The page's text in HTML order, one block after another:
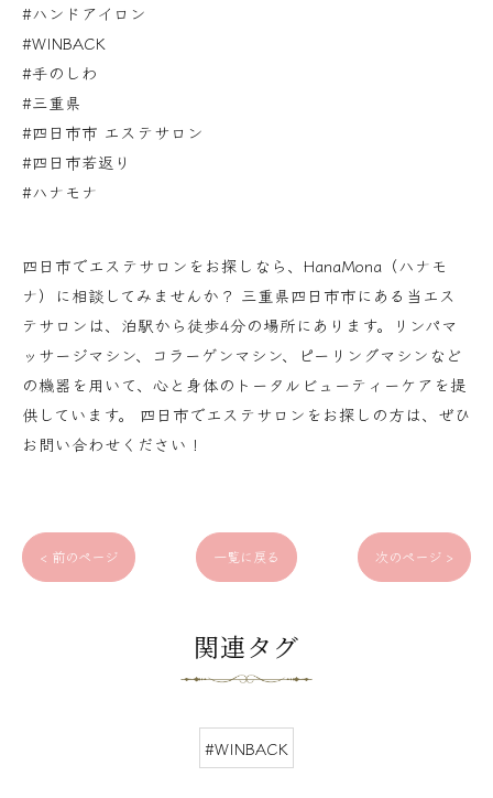
#ハンドアイロン
#WINBACK
#手のしわ
#三重県
#四日市市 エステサロン
#四日市若返り
#ハナモナ
四日市でエステサロンをお探しなら、HanaMona（ハナモ
ナ）に相談してみませんか？ 三重県四日市市にある当エス
テサロンは、泊駅から徒歩4分の場所にあります。リンパマ
ッサージマシン、コラーゲンマシン、ピーリングマシンなど
の機器を用いて、心と身体のトータルビューティーケアを提
供しています。 四日市でエステサロンをお探しの方は、ぜひ
お問い合わせください！
< 前のページ 一覧に戻る 次のページ >
関連タグ
#WINBACK